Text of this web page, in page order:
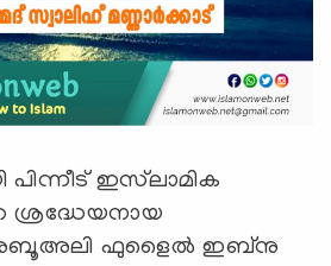
പിന്നീട് ഇസ്‍ലാമിക
ശ്രദ്ധേയനായ
ഫുളൈൽ ഇബ്നു